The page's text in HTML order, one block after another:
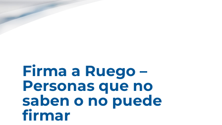
Firma a Ruego –
Personas que no
saben o no puede
firmar